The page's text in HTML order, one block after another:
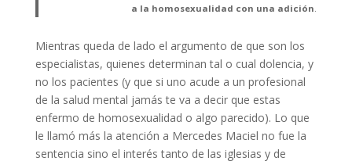
a la homosexualidad con una adición.
Mientras queda de lado el argumento de que son los
especialistas, quienes determinan tal o cual dolencia, y
no los pacientes (y que si uno acude a un profesional
de la salud mental jamás te va a decir que estas
enfermo de homosexualidad o algo parecido). Lo que
le llamó más la atención a Mercedes Maciel no fue la
sentencia sino el interés tanto de las iglesias y de